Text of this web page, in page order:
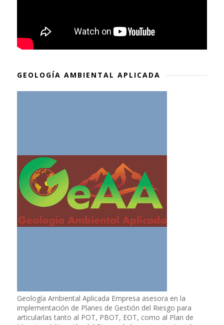
GEOLOGÍA AMBIENTAL APLICADA
Geología Ambiental Aplicada Empresa asesora en la
implementación de Planes de Gestión del Riesgo para
articularlas tanto al POT, PBOT, EOT, como al Plan de